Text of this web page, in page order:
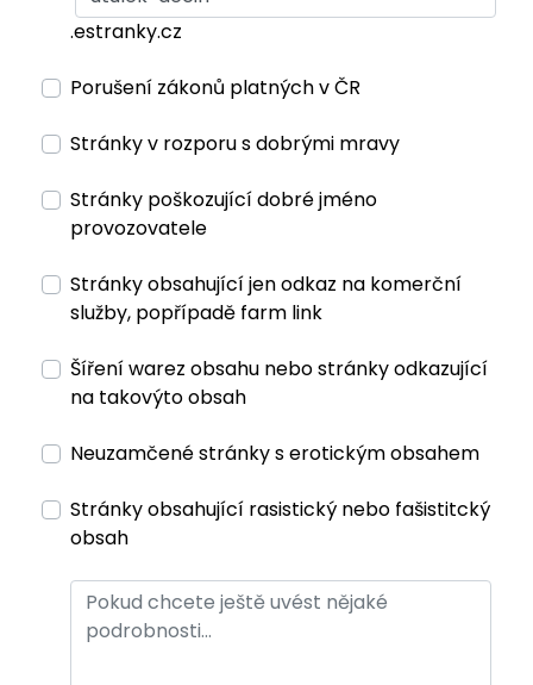
.estranky.cz
Porušení zákonů platných v ČR
Stránky v rozporu s dobrými mravy
Stránky poškozující dobré jméno
provozovatele
Stránky obsahující jen odkaz na komerční
služby, popřípadě farm link
Šíření warez obsahu nebo stránky odkazující
na takovýto obsah
Neuzamčené stránky s erotickým obsahem
Stránky obsahující rasistický nebo fašistitcký
obsah